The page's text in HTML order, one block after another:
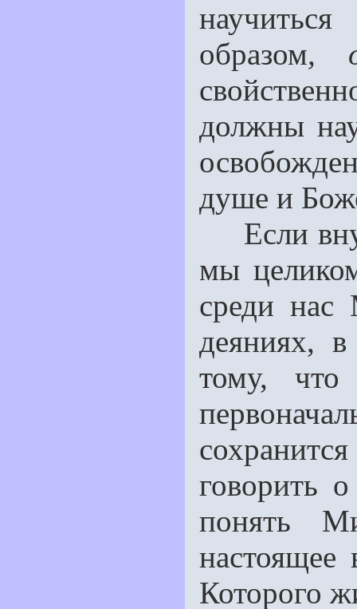
образом,
должны
душе и
Если
мы
среди нас
деяниях,
тому, что
говорить
понять
настоящее
Которого